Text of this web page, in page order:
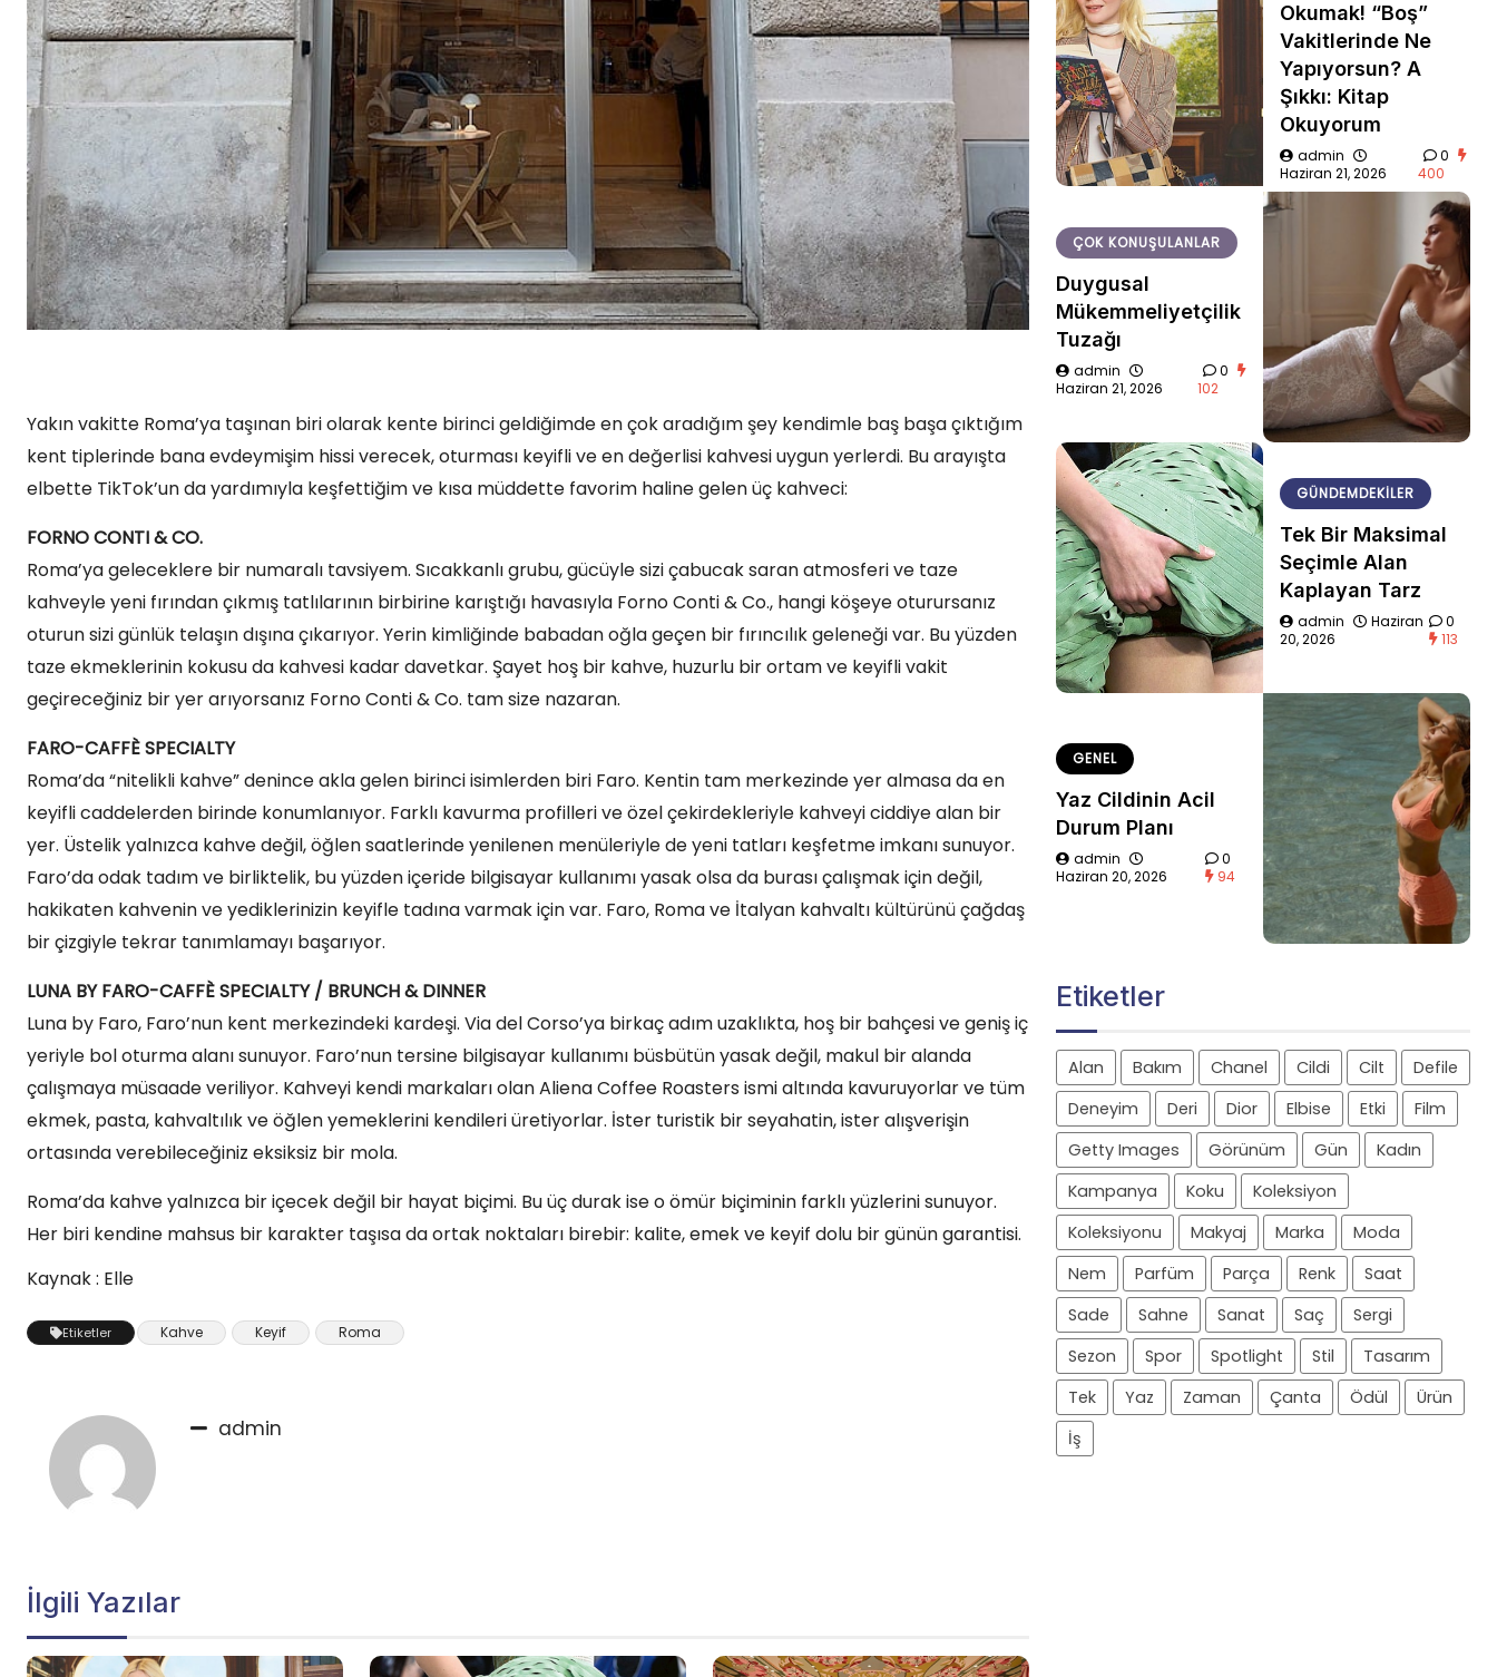
Yakın vakitte Roma’ya taşınan biri olarak kente birinci geldiğimde en çok aradığım şey kendimle baş başa çıktığım
kent tiplerinde bana evdeymişim hissi verecek, oturması keyifli ve en değerlisi kahvesi uygun yerlerdi. Bu arayışta
elbette TikTok’un da yardımıyla keşfettiğim ve kısa müddette favorim haline gelen üç kahveci:
FORNO CONTI & CO.
Roma’ya geleceklere bir numaralı tavsiyem. Sıcakkanlı grubu, gücüyle sizi çabucak saran atmosferi ve taze
kahveyle yeni fırından çıkmış tatlılarının birbirine karıştığı havasıyla Forno Conti & Co., hangi köşeye oturursanız
oturun sizi günlük telaşın dışına çıkarıyor. Yerin kimliğinde babadan oğla geçen bir fırıncılık geleneği var. Bu yüzden
taze ekmeklerinin kokusu da kahvesi kadar davetkar. Şayet hoş bir kahve, huzurlu bir ortam ve keyifli vakit
geçireceğiniz bir yer arıyorsanız Forno Conti & Co. tam size nazaran.
FARO-CAFFÈ SPECIALTY
Roma’da “nitelikli kahve” denince akla gelen birinci isimlerden biri Faro. Kentin tam merkezinde yer almasa da en
keyifli caddelerden birinde konumlanıyor. Farklı kavurma profilleri ve özel çekirdekleriyle kahveyi ciddiye alan bir
yer. Üstelik yalnızca kahve değil, öğlen saatlerinde yenilenen menüleriyle de yeni tatları keşfetme imkanı sunuyor.
Faro’da odak tadım ve birliktelik, bu yüzden içeride bilgisayar kullanımı yasak olsa da burası çalışmak için değil,
hakikaten kahvenin ve yediklerinizin keyifle tadına varmak için var. Faro, Roma ve İtalyan kahvaltı kültürünü çağdaş
bir çizgiyle tekrar tanımlamayı başarıyor.
LUNA BY FARO-CAFFÈ SPECIALTY / BRUNCH & DINNER
Luna by Faro, Faro’nun kent merkezindeki kardeşi. Via del Corso’ya birkaç adım uzaklıkta, hoş bir bahçesi ve geniş iç
yeriyle bol oturma alanı sunuyor. Faro’nun tersine bilgisayar kullanımı büsbütün yasak değil, makul bir alanda
çalışmaya müsaade veriliyor. Kahveyi kendi markaları olan Aliena Coffee Roasters ismi altında kavuruyorlar ve tüm
ekmek, pasta, kahvaltılık ve öğlen yemeklerini kendileri üretiyorlar. İster turistik bir seyahatin, ister alışverişin
ortasında verebileceğiniz eksiksiz bir mola.
Roma’da kahve yalnızca bir içecek değil bir hayat biçimi. Bu üç durak ise o ömür biçiminin farklı yüzlerini sunuyor.
Her biri kendine mahsus bir karakter taşısa da ortak noktaları birebir: kalite, emek ve keyif dolu bir günün garantisi.
Kaynak : Elle
Etiketler Kahve Keyif Roma
admin
İlgili Yazılar
Okumak! “Boş”
Vakitlerinde Ne
Yapıyorsun? A
Şıkkı: Kitap
Okuyorum
admin
Haziran 21, 2026
0
400
ÇOK KONUŞULANLAR
Duygusal
Mükemmeliyetçilik
Tuzağı
admin
Haziran 21, 2026
0
102
GÜNDEMDEKILER
Tek Bir Maksimal
Seçimle Alan
Kaplayan Tarz
admin
Haziran
20, 2026
0
113
GENEL
Yaz Cildinin Acil
Durum Planı
admin
Haziran 20, 2026
0
94
Etiketler
Alan Bakım Chanel Cildi Cilt
Defile
Deneyim
Deri Dior Elbise Etki
Film
Getty Images
Görünüm Gün
Kadın
Kampanya
Koku
Koleksiyon
Koleksiyonu
Makyaj Marka
Moda
Nem
Parfüm Parça Renk
Saat
Sade
Sahne Sanat Saç
Sergi
Sezon
Spor Spotlight Stil
Tasarım
Tek
Yaz Zaman Çanta Ödül
Ürün
İş